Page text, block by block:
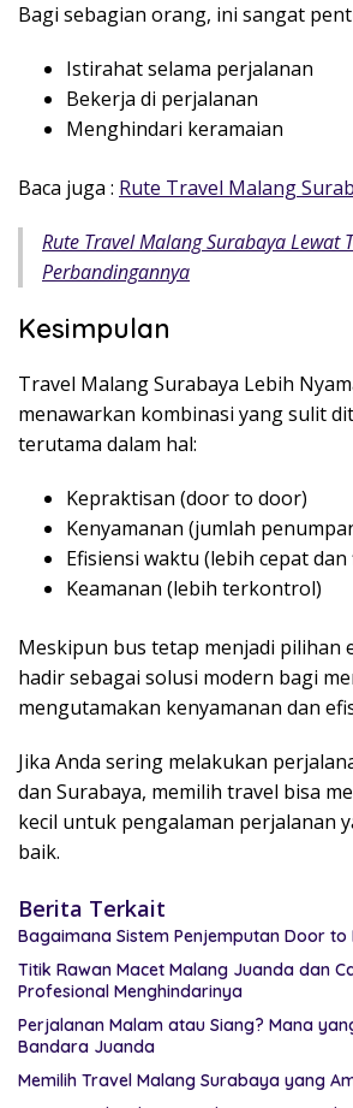
Bagi sebagian orang, ini sangat
Istirahat selama perjalanan
Bekerja di perjalanan
Menghindari keramaian
Baca juga : Rute Travel Malang
Rute Travel Malang Surabaya Lewat
Perbandingannya
Kesimpulan
Travel Malang Surabaya Lebih
menawarkan kombinasi yang sulit
terutama dalam hal:
Kepraktisan (door to door)
Kenyamanan (jumlah
Efisiensi waktu (lebih cepat dan
Keamanan (lebih terkontrol)
Meskipun bus tetap menjadi pilihan
hadir sebagai solusi modern bagi
mengutamakan kenyamanan dan
Jika Anda sering melakukan
dan Surabaya, memilih travel bisa
kecil untuk pengalaman perjalanan
baik.
Berita Terkait
Bagaimana Sistem Penjemputan Door
Titik Rawan Macet Malang Juanda dan
Profesional Menghindarinya
Perjalanan Malam atau Siang? Mana
Bandara Juanda
Memilih Travel Malang Surabaya yang